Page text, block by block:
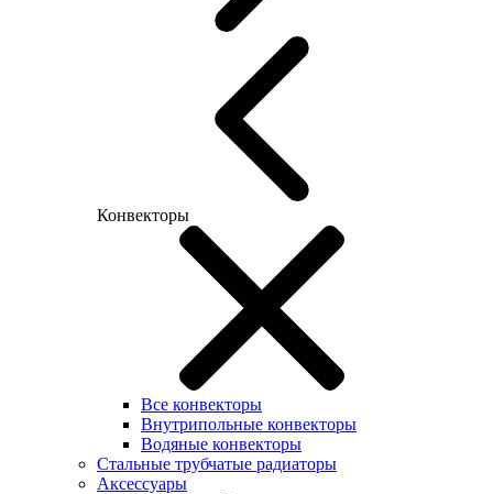
Конвекторы
Все конвекторы
Внутрипольные конвекторы
Водяные конвекторы
Стальные трубчатые радиаторы
Аксессуары